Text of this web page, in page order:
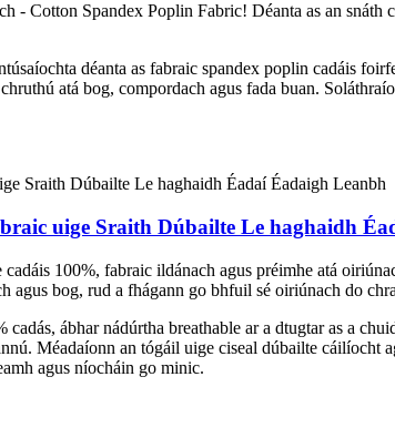
- Cotton Spandex Poplin Fabric! Déanta as an
déanta as fabraic spandex poplin cadáis
atá bog, compordach agus fada buan.
uige Sraith Dúbailte Le haghaidh
100%, fabraic ildánach agus préimhe atá
agus bog, rud a fhágann go bhfuil sé oiriúnach do
cadás, ábhar nádúrtha breathable ar a dtugtar as a
Méadaíonn an tógáil uige ciseal dúbailte
agus níocháin go minic.